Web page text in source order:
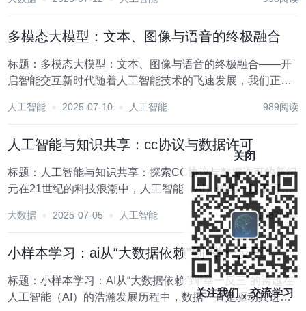
智能助手到自动驾驶汽车，从医疗诊断到金融风控，无一不
多模态大模型：文本、图像与语音的终极融合
标题：多模态大模型：文本、图像与语音的终极融合——开
启智能交互新时代随着人工智能技术的飞速发展，我们正逐
递与处理不再局限于单一维度，而是向着多元化、综合化的
人工智能 2025-07-10 人工智能 989阅读
人工智能与知识共享：cc协议与数据许可
标题：人工智能与知识共享：探索CC协议与数据许可的新纪
元在21世纪的科技浪潮中，人工智能（AI）作为一股不可忽
视的力量，正以前所未有的速度重塑着我们的生活、工作乃
至整个社会结构。AI的快速发展，离不开海量数据的滋养，
而这些数据的获取、使用与共享，则深刻地触...
大数据 2025-07-05 人工智能 1037阅读
小样本学习：ai从“大数据依赖”到“举一反三”
标题：小样本学习：AI从“大数据依赖”到“举一反三”的跨越在
人工智能（AI）的浩瀚发展历程中，数据一直是驱动其进步
关闭
关注我们，交流学习